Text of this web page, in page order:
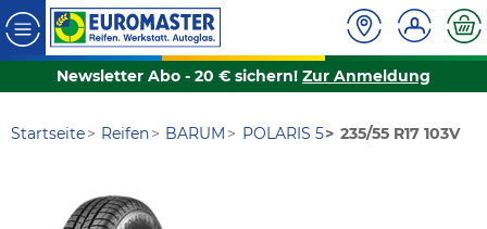
Newsletter Abo - 20 € sichern! Zur Anmeldung
Startseite Reifen BARUM POLARIS 5 235/55 R17 103V